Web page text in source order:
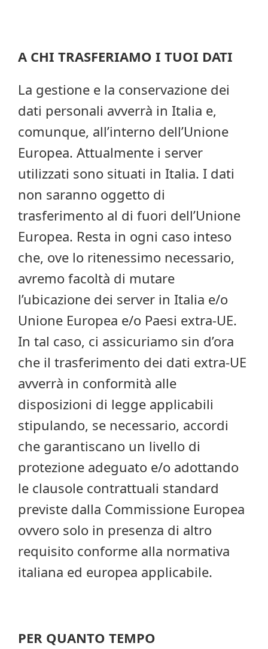
A CHI TRASFERIAMO I TUOI DATI
La gestione e la conservazione dei
dati personali avverrà in Italia e,
comunque, all’interno dell’Unione
Europea. Attualmente i server
utilizzati sono situati in Italia. I dati
non saranno oggetto di
trasferimento al di fuori dell’Unione
Europea. Resta in ogni caso inteso
che, ove lo ritenessimo necessario,
avremo facoltà di mutare
l’ubicazione dei server in Italia e/o
Unione Europea e/o Paesi extra-UE.
In tal caso, ci assicuriamo sin d’ora
che il trasferimento dei dati extra-UE
avverrà in conformità alle
disposizioni di legge applicabili
stipulando, se necessario, accordi
che garantiscano un livello di
protezione adeguato e/o adottando
le clausole contrattuali standard
previste dalla Commissione Europea
ovvero solo in presenza di altro
requisito conforme alla normativa
italiana ed europea applicabile.
PER QUANTO TEMPO